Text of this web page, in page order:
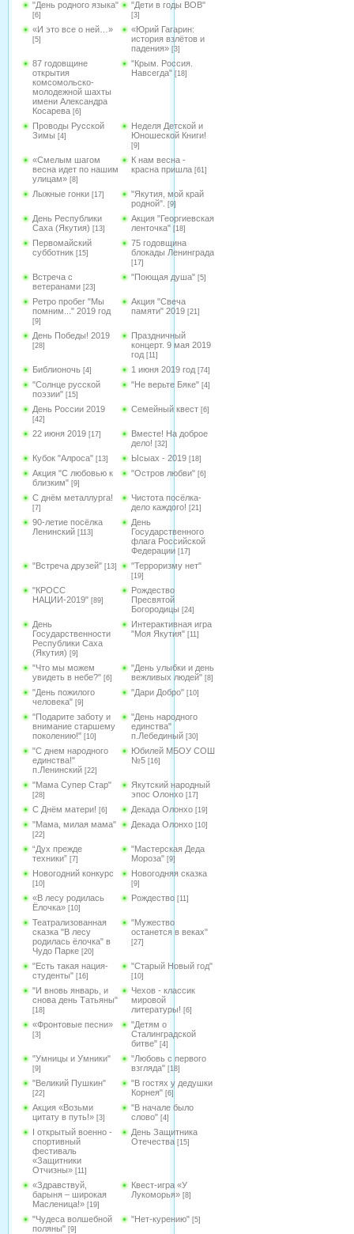
"День родного языка"
[6]
"Дети в годы ВОВ"
[3]
«И это все о ней…»
[5]
«Юрий Гагарин:
история взлётов и
падения» [3]
87 годовщине
открытия
комсомольско-
молодежной шахты
имени Александра
Косарева [6]
"Крым. Россия.
Навсегда" [18]
Проводы Русской
Зимы [4]
Неделя Детской и
Юношеской Книги!
[9]
«Смелым шагом
весна идет по нашим
улицам» [8]
К нам весна -
красна пришла [61]
Лыжные гонки [17]
"Якутия, мой край
родной".
[9]
День Республики
Саха (Якутия) [13]
Акция "Георгиевская
ленточка" [18]
Первомайский
субботник [15]
75 годовщина
блокады Ленинграда
[17]
Встреча с
ветеранами [23]
"Поющая душа" [5]
Ретро пробег "Мы
помним..." 2019 год
[9]
Акция "Свеча
памяти" 2019 [21]
День Победы! 2019
[28]
Праздничный
концерт. 9 мая 2019
год [11]
Библионочь [4] 1 июня 2019 год [74]
"Солнце русской
поэзии" [15]
"Не верьте Бяке" [4]
День России 2019
[42]
Семейный квест [6]
22 июня 2019 [17]
Вместе! На доброе
дело! [32]
Кубок "Алроса" [13] Ысыах - 2019 [18]
Акция "С любовью к
близким" [9]
"Остров любви" [6]
С днём металлурга!
[7]
Чистота посёлка-
дело каждого! [21]
90-летие посёлка
Ленинский [113]
День
Государственного
флага Российской
Федерации [17]
"Встреча друзей" [13] "Терроризму нет"
[19]
"КРОСС
НАЦИИ-2019" [89]
Рождество
Пресвятой
Богородицы [24]
День
Государственности
Республики Саха
(Якутия) [9]
Интерактивная игра
"Моя Якутия" [11]
"Что мы можем
увидеть в небе?" [6]
"День улыбки и день
вежливых людей" [8]
"День пожилого
человека" [9]
"Дари Добро" [10]
"Подарите заботу и
внимание старшему
поколению!" [10]
"День народного
единства"
п.Лебединый [30]
"С днем народного
единства!"
п.Ленинский [22]
Юбилей МБОУ СОШ
№5 [16]
"Мама Супер Стар"
[28]
Якутский народный
эпос Олонхо [17]
С Днём матери! [6] Декада Олонхо [19]
"Мама, милая мама"
[22]
Декада Олонхо [10]
“Дух прежде
техники” [7]
"Мастерская Деда
Мороза" [9]
Новогодний конкурс
[10]
Новогодняя сказка
[9]
«В лесу родилась
Ёлочка» [10]
Рождество [11]
Театрализованная
сказка "В лесу
родилась ёлочка" в
Чудо Парке [20]
"Мужество
останется в веках"
[27]
"Есть такая нация-
студенты" [16]
"Старый Новый год"
[10]
"И вновь январь, и
снова день Татьяны"
[18]
Чехов - классик
мировой
литературы! [6]
«Фронтовые песни»
[3]
"Детям о
Сталинградской
битве" [4]
"Умницы и Умники"
[9]
"Любовь с первого
взгляда" [18]
"Великий Пушкин"
[22]
"В гостях у дедушки
Корнея" [6]
Акция «Возьми
цитату в путь!» [3]
"В начале было
слово" [4]
I открытый военно -
спортивный
фестиваль
«Защитники
Отчизны» [11]
День Защитника
Отечества [15]
«Здравствуй,
барыня – широкая
Масленица!» [19]
Квест-игра «У
Лукоморья» [8]
"Чудеса волшебной
поляны" [9]
"Нет-курению" [5]